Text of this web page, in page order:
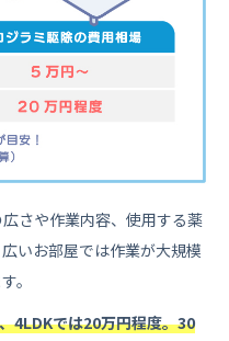
さや作業内容、使用する薬
いお部屋では作業が大規模
。
4LDKでは20万円程度。30